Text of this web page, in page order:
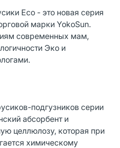
Eco - это новая серия
марки YokoSun.
современных мам,
Эко и
подгузников серии
абсорбент и
целлюлозу, которая при
химическому